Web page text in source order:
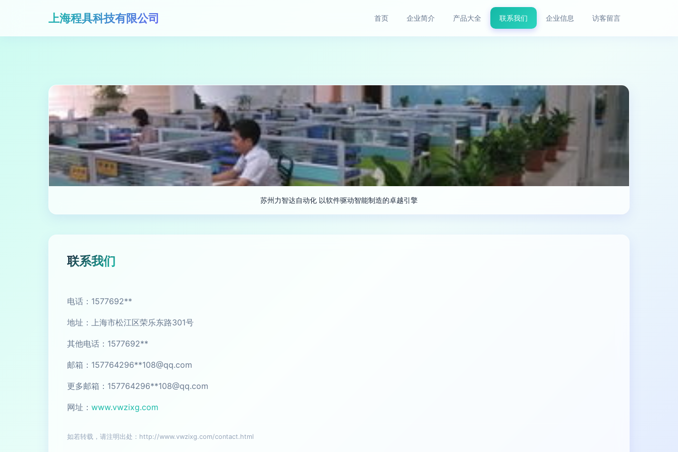
上海程具科技有限公司 首页 企业简介 产品大全 联系我们 企业信息 访客留言
苏州力智达自动化 以软件驱动智能制造的卓越引擎
联系我们
电话：1577692**
地址：上海市松江区荣乐东路301号
其他电话：1577692**
邮箱：157764296**108@qq.com
更多邮箱：157764296**108@qq.com
网址： www.vwzixg.com
如若转载，请注明出处：http://www.vwzixg.com/contact.html